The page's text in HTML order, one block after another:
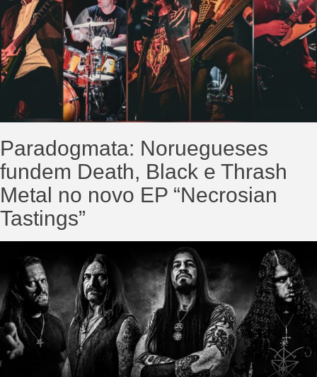
Paradogmata: Noruegueses
fundem Death, Black e Thrash
Metal no novo EP “Necrosian
Tastings”